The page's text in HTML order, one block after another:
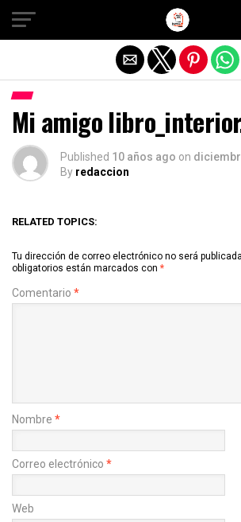
Mi amigo
Published 10 años ago on
By redaccion
RELATED TOPICS:
Tu dirección de correo electrónico no será
obligatorios están marcados con *
Comentario *
Nombre *
Correo electrónico *
Web
Salir de la versión móvil